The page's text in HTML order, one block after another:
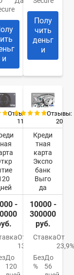
и
Полу
чить
деньг
и
Отзывы:
11
-
От
13,9%
До
120
Отзывы:
20
Креди
тная
карта
Экспо
банк
Выго
да
10000 -
300000
руб.
СтавкаОт
23,9%
Без
%
До
56